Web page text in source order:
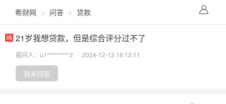
希财网 > 问答 > 贷款
21岁我想贷款，但是综合评分过不了
提问人：u1*********2 2024-12-13 16:12:11
我来回答